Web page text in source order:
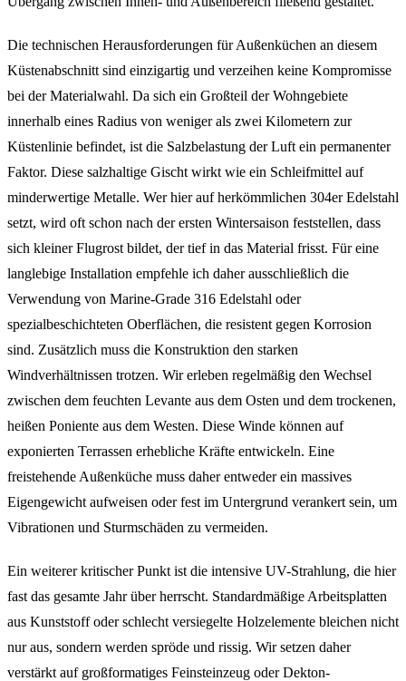
Die technischen Herausforderungen für Außenküchen an diesem
Küstenabschnitt sind einzigartig und verzeihen keine Kompromisse
bei der Materialwahl. Da sich ein Großteil der Wohngebiete
innerhalb eines Radius von weniger als zwei Kilometern zur
Küstenlinie befindet, ist die Salzbelastung der Luft ein permanenter
Faktor. Diese salzhaltige Gischt wirkt wie ein Schleifmittel auf
minderwertige Metalle. Wer hier auf herkömmlichen 304er Edelstahl
setzt, wird oft schon nach der ersten Wintersaison feststellen, dass
sich kleiner Flugrost bildet, der tief in das Material frisst. Für eine
langlebige Installation empfehle ich daher ausschließlich die
Verwendung von Marine-Grade 316 Edelstahl oder
spezialbeschichteten Oberflächen, die resistent gegen Korrosion
sind. Zusätzlich muss die Konstruktion den starken
Windverhältnissen trotzen. Wir erleben regelmäßig den Wechsel
zwischen dem feuchten Levante aus dem Osten und dem trockenen,
heißen Poniente aus dem Westen. Diese Winde können auf
exponierten Terrassen erhebliche Kräfte entwickeln. Eine
freistehende Außenküche muss daher entweder ein massives
Eigengewicht aufweisen oder fest im Untergrund verankert sein, um
Vibrationen und Sturmschäden zu vermeiden.
Ein weiterer kritischer Punkt ist die intensive UV-Strahlung, die hier
fast das gesamte Jahr über herrscht. Standardmäßige Arbeitsplatten
aus Kunststoff oder schlecht versiegelte Holzelemente bleichen nicht
nur aus, sondern werden spröde und rissig. Wir setzen daher
verstärkt auf großformatiges Feinsteinzeug oder Dekton-